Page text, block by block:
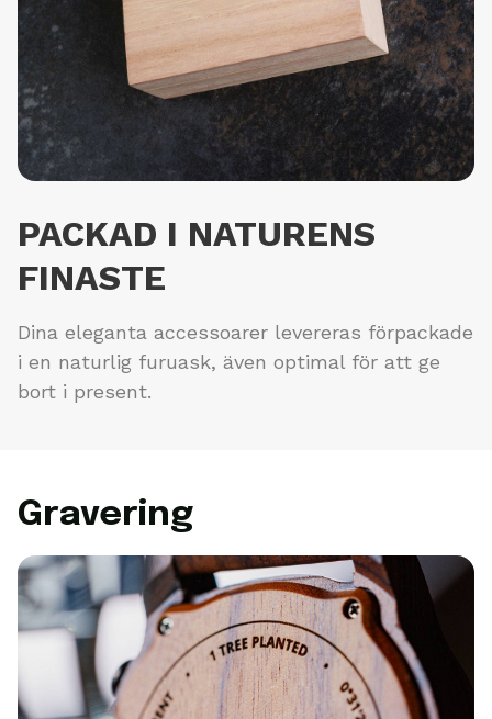
PACKAD I NATURENS
FINASTE
Dina eleganta accessoarer levereras förpackade
i en naturlig furuask, även optimal för att ge
bort i present.
Gravering